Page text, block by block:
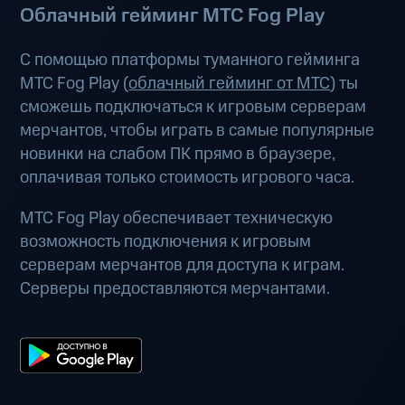
Облачный гейминг МТС Fog Play
С помощью платформы туманного гейминга
МТС Fog Play (облачный гейминг от МТС) ты
сможешь подключаться к игровым серверам
мерчантов, чтобы играть в самые популярные
новинки на слабом ПК прямо в браузере,
оплачивая только стоимость игрового часа.
МТС Fog Play обеспечивает техническую
возможность подключения к игровым
серверам мерчантов для доступа к играм.
Серверы предоставляются мерчантами.